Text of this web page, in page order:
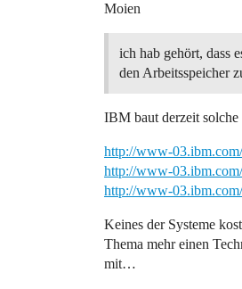
Moien
ich hab gehört, dass
den Arbeitsspeicher
IBM baut derzeit solche
http://www-
http://www-
http://www-
Keines der Systeme
Thema mehr einen
mit…